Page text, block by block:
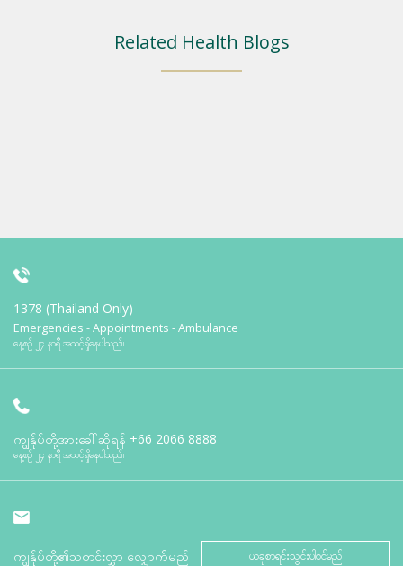
Related Health Blogs
1378 (Thailand Only)
Emergencies - Appointments - Ambulance
နေ့စဉ် ၂၄ နာရီ အသင့်ရှိနေပါသည်။
ကျွန်ုပ်တို့အားခေါ်ဆိုရန် +66 2066 8888
နေ့စဉ် ၂၄ နာရီ အသင့်ရှိနေပါသည်။
ကျွန်ုပ်တို့၏သတင်းလွှာ လျှောက်မည် ယခုစာရင်းသွင်းပါဝင်မည်